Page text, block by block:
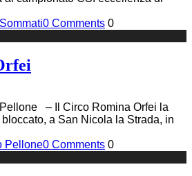
0 Comments 0
– Il Circo Romina Orfei la
a San Nicola la Strada, in
Pellone0 Comments 0